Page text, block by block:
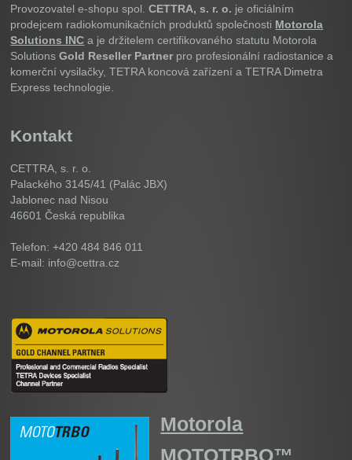
Provozovatel e-shopu spol.CETTRA, s. r. o. je oficiálním
prodejcem radiokomunikačních produktů společnosti Motorola
Solutions INC a je držitelem certifikovaného statutu Motorola
SolutionsGold Reseller Partner pro profesionální radiostanice a
komerční vysilačky, TETRA koncová zařízení a TETRA Dimetra
Express technologie.
Kontakt
CETTRA, s. r. o.
Palackého 3145/41 (Palác JBX)
Jablonec nad Nisou
46601Česká republika
Telefon: +420 484 846 011
E-mail: info@cettra.cz
Motorola
MOTOTRBO™